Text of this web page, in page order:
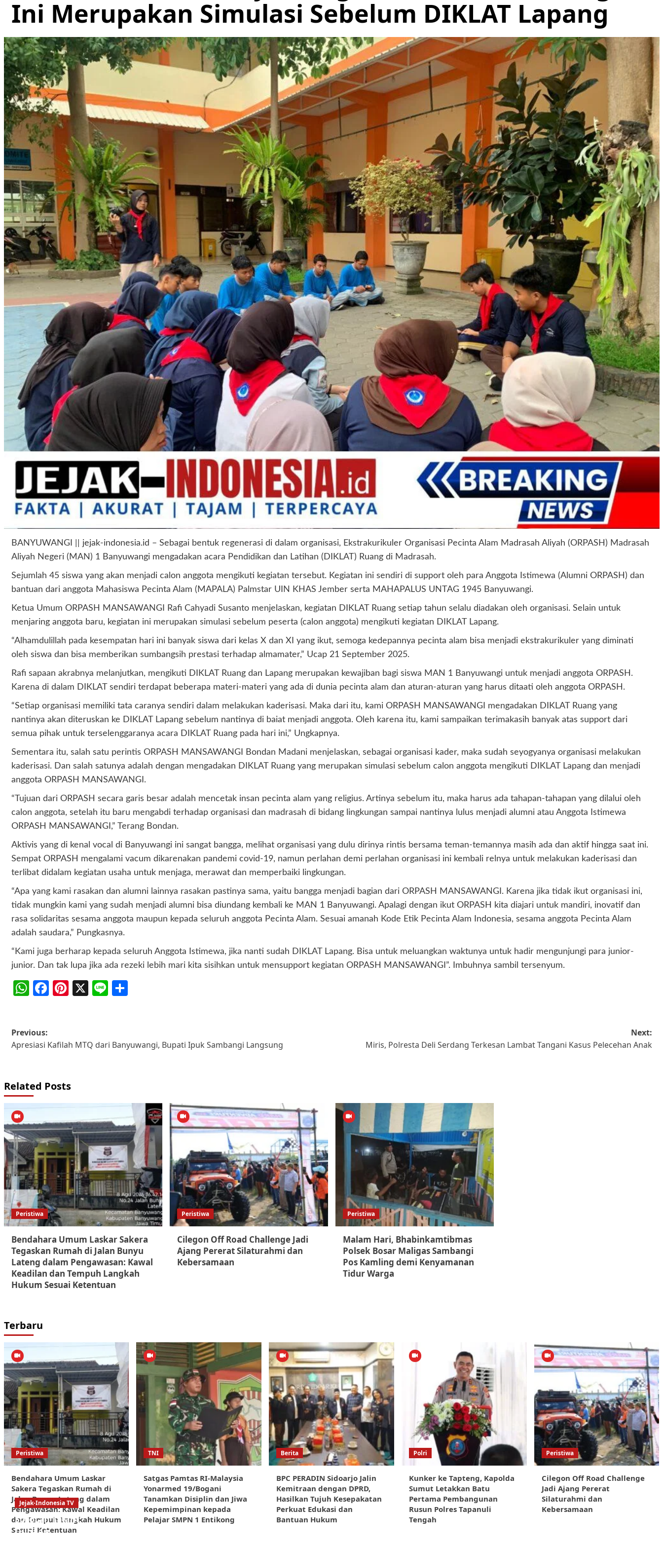
Ini Merupakan Simulasi Sebelum DIKLAT Lapang
BANYUWANGI || jejak-indonesia.id – Sebagai bentuk regenerasi di dalam organisasi, Ekstrakurikuler Organisasi Pecinta Alam Madrasah Aliyah (ORPASH) Madrasah
Aliyah Negeri (MAN) 1 Banyuwangi mengadakan acara Pendidikan dan Latihan (DIKLAT) Ruang di Madrasah.
Sejumlah 45 siswa yang akan menjadi calon anggota mengikuti kegiatan tersebut. Kegiatan ini sendiri di support oleh para Anggota Istimewa (Alumni ORPASH) dan
bantuan dari anggota Mahasiswa Pecinta Alam (MAPALA) Palmstar UIN KHAS Jember serta MAHAPALUS UNTAG 1945 Banyuwangi.
Ketua Umum ORPASH MANSAWANGI Rafi Cahyadi Susanto menjelaskan, kegiatan DIKLAT Ruang setiap tahun selalu diadakan oleh organisasi. Selain untuk
menjaring anggota baru, kegiatan ini merupakan simulasi sebelum peserta (calon anggota) mengikuti kegiatan DIKLAT Lapang.
“Alhamdulillah pada kesempatan hari ini banyak siswa dari kelas X dan XI yang ikut, semoga kedepannya pecinta alam bisa menjadi ekstrakurikuler yang diminati
oleh siswa dan bisa memberikan sumbangsih prestasi terhadap almamater,” Ucap 21 September 2025.
Rafi sapaan akrabnya melanjutkan, mengikuti DIKLAT Ruang dan Lapang merupakan kewajiban bagi siswa MAN 1 Banyuwangi untuk menjadi anggota ORPASH.
Karena di dalam DIKLAT sendiri terdapat beberapa materi-materi yang ada di dunia pecinta alam dan aturan-aturan yang harus ditaati oleh anggota ORPASH.
“Setiap organisasi memiliki tata caranya sendiri dalam melakukan kaderisasi. Maka dari itu, kami ORPASH MANSAWANGI mengadakan DIKLAT Ruang yang
nantinya akan diteruskan ke DIKLAT Lapang sebelum nantinya di baiat menjadi anggota. Oleh karena itu, kami sampaikan terimakasih banyak atas support dari
semua pihak untuk terselenggaranya acara DIKLAT Ruang pada hari ini,” Ungkapnya.
Sementara itu, salah satu perintis ORPASH MANSAWANGI Bondan Madani menjelaskan, sebagai organisasi kader, maka sudah seyogyanya organisasi melakukan
kaderisasi. Dan salah satunya adalah dengan mengadakan DIKLAT Ruang yang merupakan simulasi sebelum calon anggota mengikuti DIKLAT Lapang dan menjadi
anggota ORPASH MANSAWANGI.
“Tujuan dari ORPASH secara garis besar adalah mencetak insan pecinta alam yang religius. Artinya sebelum itu, maka harus ada tahapan-tahapan yang dilalui oleh
calon anggota, setelah itu baru mengabdi terhadap organisasi dan madrasah di bidang lingkungan sampai nantinya lulus menjadi alumni atau Anggota Istimewa
ORPASH MANSAWANGI,” Terang Bondan.
Aktivis yang di kenal vocal di Banyuwangi ini sangat bangga, melihat organisasi yang dulu dirinya rintis bersama teman-temannya masih ada dan aktif hingga saat ini.
Sempat ORPASH mengalami vacum dikarenakan pandemi covid-19, namun perlahan demi perlahan organisasi ini kembali relnya untuk melakukan kaderisasi dan
terlibat didalam kegiatan usaha untuk menjaga, merawat dan memperbaiki lingkungan.
“Apa yang kami rasakan dan alumni lainnya rasakan pastinya sama, yaitu bangga menjadi bagian dari ORPASH MANSAWANGI. Karena jika tidak ikut organisasi ini,
tidak mungkin kami yang sudah menjadi alumni bisa diundang kembali ke MAN 1 Banyuwangi. Apalagi dengan ikut ORPASH kita diajari untuk mandiri, inovatif dan
rasa solidaritas sesama anggota maupun kepada seluruh anggota Pecinta Alam. Sesuai amanah Kode Etik Pecinta Alam Indonesia, sesama anggota Pecinta Alam
adalah saudara,” Pungkasnya.
“Kami juga berharap kepada seluruh Anggota Istimewa, jika nanti sudah DIKLAT Lapang. Bisa untuk meluangkan waktunya untuk hadir mengunjungi para junior-
junior. Dan tak lupa jika ada rezeki lebih mari kita sisihkan untuk mensupport kegiatan ORPASH MANSAWANGI”. Imbuhnya sambil tersenyum.
WhatsApp
Facebook
Pinterest
X Line
Post
navigation
Previous:
Apresiasi Kafilah MTQ dari Banyuwangi, Bupati Ipuk Sambangi Langsung
Next:
Miris, Polresta Deli Serdang Terkesan Lambat Tangani Kasus Pelecehan Anak
Related Posts
Peristiwa
Bendahara Umum Laskar Sakera
Tegaskan Rumah di Jalan Bunyu
Lateng dalam Pengawasan: Kawal
Keadilan dan Tempuh Langkah
Hukum Sesuai Ketentuan
Peristiwa
Cilegon Off Road Challenge Jadi
Ajang Pererat Silaturahmi dan
Kebersamaan
Peristiwa
Malam Hari, Bhabinkamtibmas
Polsek Bosar Maligas Sambangi
Pos Kamling demi Kenyamanan
Tidur Warga
Terbaru
Peristiwa
Bendahara Umum Laskar
Sakera Tegaskan Rumah di
Jalan Bunyu Lateng dalam
Pengawasan: Kawal Keadilan
dan Tempuh Langkah Hukum
Sesuai Ketentuan
TNI
Satgas Pamtas RI-Malaysia
Yonarmed 19/Bogani
Tanamkan Disiplin dan Jiwa
Kepemimpinan kepada
Pelajar SMPN 1 Entikong
Berita
BPC PERADIN Sidoarjo Jalin
Kemitraan dengan DPRD,
Hasilkan Tujuh Kesepakatan
Perkuat Edukasi dan
Bantuan Hukum
Polri
Kunker ke Tapteng, Kapolda
Sumut Letakkan Batu
Pertama Pembangunan
Rusun Polres Tapanuli
Tengah
Peristiwa
Cilegon Off Road Challenge
Jadi Ajang Pererat
Silaturahmi dan
Kebersamaan
Jejak-Indonesia TV
Sorotan Tajam:
Dugaan